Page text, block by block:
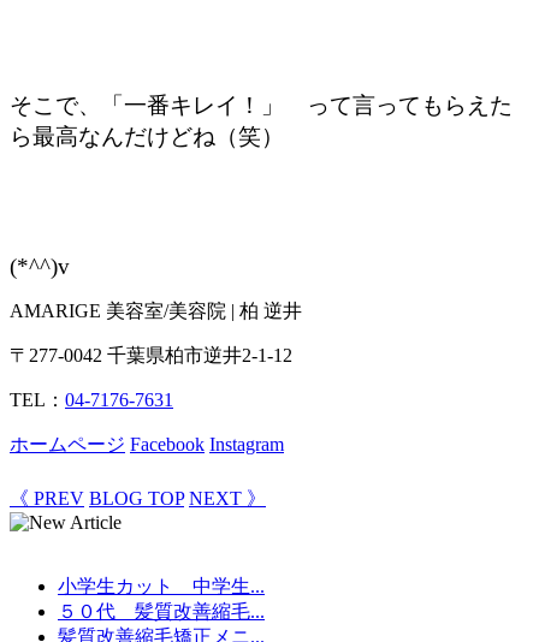
そこで、「一番キレイ！」 って言ってもらえた
ら最高なんだけどね（笑）
(*^^)v
AMARIGE 美容室/美容院 | 柏 逆井
〒277-0042 千葉県柏市逆井2-1-12
TEL： 04-7176-7631
ホームページ Facebook Instagram
《 PREV BLOG TOP NEXT 》
小学生カット 中学生...
５０代 髪質改善縮毛...
髪質改善縮毛矯正メニ...